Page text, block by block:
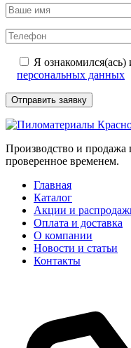
Я ознакомился(ась)
персональных данных
Производство и продажа
проверенное временем.
Главная
Каталог
Акции и
Оплата и доставка
О компании
Новости и статьи
Контакты